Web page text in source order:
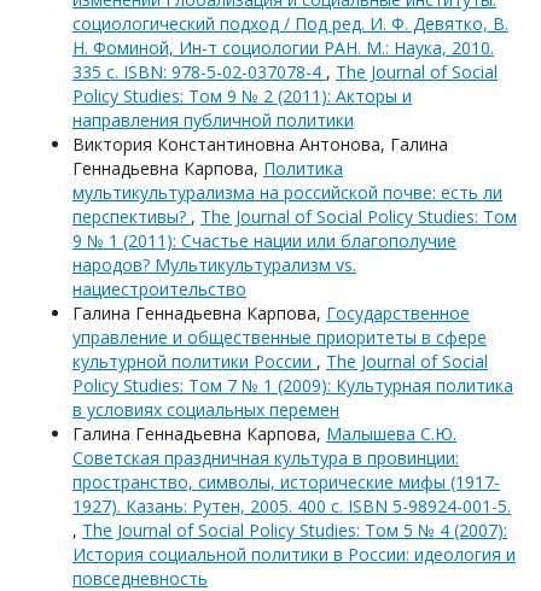
социологический подход / Под ред. И. Ф. Девятко, В.
Н. Фоминой, Ин-т социологии РАН. М.: Наука, 2010.
335 с. ISBN: 978-5-02-037078-4 , The Journal of Social
Policy Studies: Том 9 № 2 (2011): Акторы и
направления публичной политики
Виктория Константиновна Антонова, Галина
Геннадьевна Карпова, Политика
мультикультурализма на российской почве: есть ли
перспективы? , The Journal of Social Policy Studies: Том
9 № 1 (2011): Счастье нации или благополучие
народов? Мультикультурализм vs.
нациестроительство
Галина Геннадьевна Карпова, Государственное
управление и общественные приоритеты в сфере
культурной политики России , The Journal of Social
Policy Studies: Том 7 № 1 (2009): Культурная политика
в условиях социальных перемен
Галина Геннадьевна Карпова, Малышева С.Ю.
Советская праздничная культура в провинции:
пространство, символы, исторические мифы (1917-
1927). Казань: Рутен, 2005. 400 с. ISBN 5-98924-001-5.
, The Journal of Social Policy Studies: Том 5 № 4 (2007):
История социальной политики в России: идеология и
повседневность